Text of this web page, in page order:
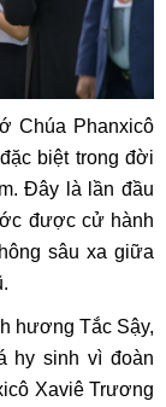
Chúa Phanxicô
biệt trong đời
Đây là lần đầu
được cử hành
sâu xa giữa
hương Tắc Sậy,
hy sinh vì đoàn
Xaviê Trương